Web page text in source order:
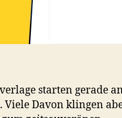
starten gerade
Viele Davon klingen